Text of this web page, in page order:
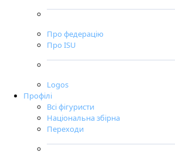
Про федерацію
Про ISU
Logos
Профілі
Всі фігуристи
Національна збірна
Переходи